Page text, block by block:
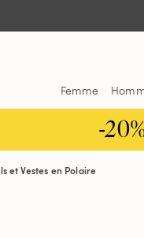
Femme
-
et Vestes en Polaire